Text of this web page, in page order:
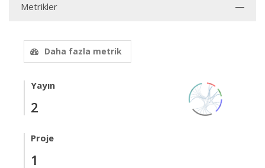
Metrikler
Daha fazla metrik
Yayın
2
Proje
1